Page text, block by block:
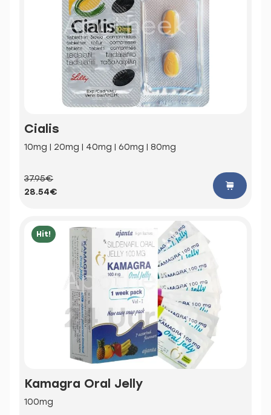
Cialis
10mg | 20mg | 40mg | 60mg | 80mg
37.95€
28.54€
Hit!
Kamagra Oral Jelly
100mg